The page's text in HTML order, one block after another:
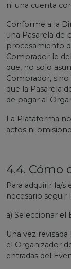
ni una cuenta
Conforme a la
una Pasarela de
procesamiento
Comprador le
que, no solo
Comprador,
que la Pasarela
de pagar al
La Plataforma
actos ni
4.4. Cómo
Para adquirir la/
necesario seguir
a) Seleccionar el
Una vez
el Organizador
entradas del